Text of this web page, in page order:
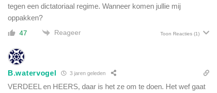
tegen een dictatoriaal regime. Wanneer komen jullie mij
oppakken?
47 Reageer Toon Reacties (1)
B.watervogel 3 jaren geleden
VERDEEL en HEERS, daar is het ze om te doen. Het wef gaat